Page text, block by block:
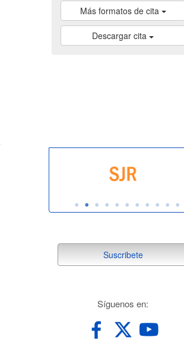
Más formatos de cita
Descargar cita
suscribete
Suscribete
Síguenos en: